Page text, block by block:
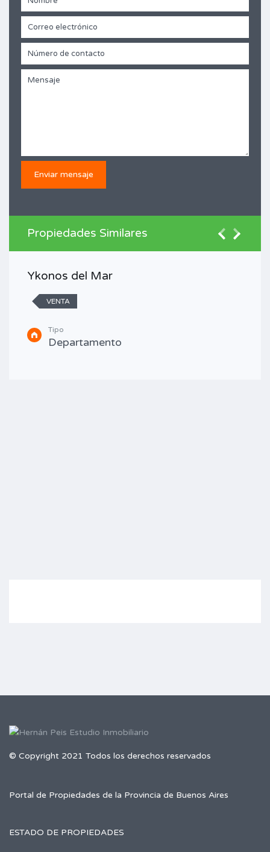
Propiedades Similares
Ykonos del Mar
VENTA
Tipo
Departamento
© Copyright 2021 Todos los derechos reservados
Portal de Propiedades de la Provincia de Buenos Aires
ESTADO DE PROPIEDADES